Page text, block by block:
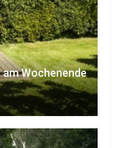
Wochenende